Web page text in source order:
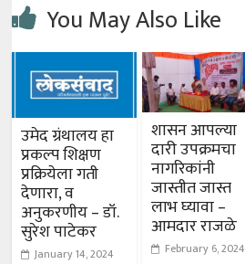
You May Also Like
उमेद ग्रंथालय हा
प्रकल्प शिक्षण
प्रक्रियेला गती
देणारा, व
अनुकरणीय – डॉ.
सुरेश पाटेकर
January 14, 2024
शासन आपल्या
दारी उपक्रमचा
नागरिकांनी
जास्तीत जास्त
लाभ घ्यावा –
आमदार राजळे
February 6, 2024